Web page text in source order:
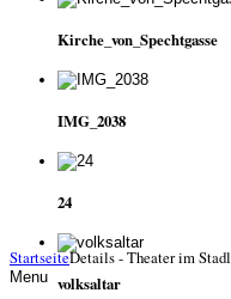
Kirche_von_Spechtgasse
IMG_2038
24
volksaltar
StartseiteDetails - Theater im Stadl
Menu